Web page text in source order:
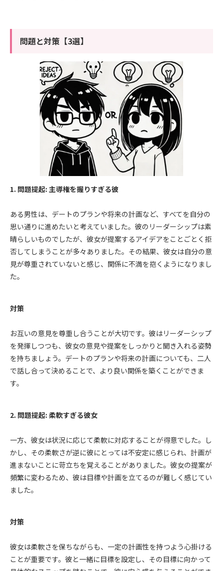
問題と対策【3選】
1. 問題提起: 主導権を握りすぎる彼
ある男性は、デートのプランや将来の計画など、すべてを自分の
思い通りに進めたいと考えていました。彼のリーダーシップは素
晴らしいものでしたが、彼女が提案するアイデアをことごとく拒
否してしまうことが多々ありました。その結果、彼女は自分の意
見が尊重されていないと感じ、関係に不満を抱くようになりまし
た。
対策
お互いの意見を尊重し合うことが大切です。彼はリーダーシップ
を発揮しつつも、彼女の意見や提案をしっかりと聞き入れる姿勢
を持ちましょう。デートのプランや将来の計画についても、二人
で話し合って決めることで、より良い関係を築くことができま
す。
2. 問題提起: 柔軟すぎる彼女
一方、彼女は状況に応じて柔軟に対応することが得意でした。し
かし、その柔軟さが逆に彼にとっては不安定に感じられ、計画が
進まないことに苛立ちを覚えることがありました。彼女の提案が
頻繁に変わるため、彼は目標や計画を立てるのが難しく感じてい
ました。
対策
彼女は柔軟さを保ちながらも、一定の計画性を持つよう心掛ける
ことが重要です。彼と一緒に目標を設定し、その目標に向かって